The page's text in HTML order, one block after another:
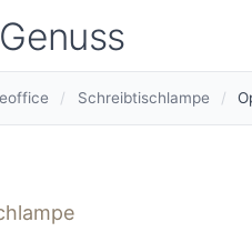
Genuss
/ Schreibtischlampe /